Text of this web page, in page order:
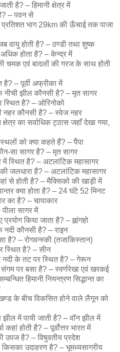
है? – हिमानी क्षेत्र में
– पवन से
भाग 29km की ऊँचाई तक पाजा
वायु होती है? – ठण्डी तथा शुष्क
होता है? – केन्द्र में
चमक एवं बादलों की गरज के साथ होती
है? – पूर्वी अफ्रीका में
नीची झील कौनसी है? – मृत सागर
स्थित है? – ओरिनोको
नहर कौनसी है? – स्वेज नहर
का सर्वाधिक ट्ठास जहाँ देखा गया,
को क्या कहते हैं? – पैंपा
सा सागर है? – मृत सागर
स्थित है? – अटलांटिक महासागर
जलधारा है? – अटलांटिक महासागर
से होती है? – मैक्सिको की खाड़ी में
क्या होता है? – 24 घंटे 52 मिनट
का है? – चापाकार
पीला सागर में
किया जाता है? – ह्नांगहो
नदी कौनसी है? – राइन
है? – रोगवन्स्की (तजाकिस्तान)
स्थित है? – सीन
नदी के तट पर स्थित है? – गेरून
पर बसा है? – स्वर्णरेखा एवं खरकई
हिमानी नियन्त्रण सिद्धान्त का
के बीच विकसित होने वाले लैगून को
में पायी जाती है? – वॉन झील में
कहां होती है? – पूर्वोत्तर भारत में
उपज है? – विषुवतीय प्रदेश
किसका उदाहरण है? – भूमध्यसागरीय